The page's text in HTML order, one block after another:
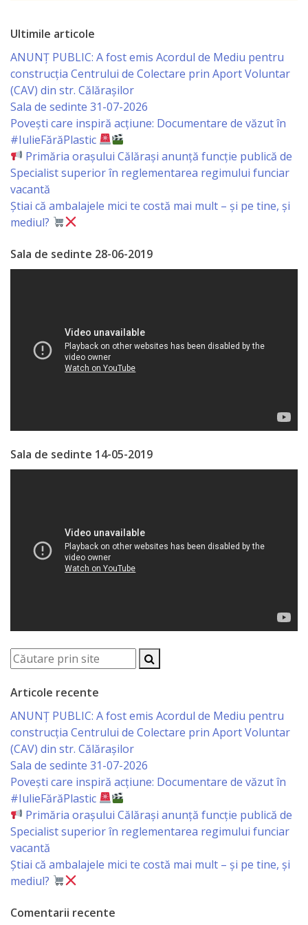
Lista
colaboratorilor
Primăriei
Călăraşi
Contabilitate
Serviciul
Arhitectură
Urbanism
de
Atragere
Serviciul
de
Impozitelor
şi
Serviciul
Juridic
Serviciul
în
Reglementarea
Regimului
Funciar
Serviciul
Relaţii
cu
Publicul
Ultimile articole
ANUNȚ PUBLIC: A fost emis Acordul de Mediu pentru
construcția Centrului de Colectare prin Aport Voluntar
(CAV) din str. Călărașilor
Sala de sedinte 31-07-2026
Povești care inspiră acțiune: Documentare de văzut în
#IulieFărăPlastic
Primăria orașului Călărași anunță funcție publică de
Specialist superior în reglementarea regimului funciar
vacantă
Știai că ambalajele mici te costă mai mult – și pe tine, și
mediul?
Sala de sedinte 28-06-2019
Sala de sedinte 14-05-2019
Articole recente
ANUNȚ PUBLIC: A fost emis Acordul de Mediu pentru
construcția Centrului de Colectare prin Aport Voluntar
(CAV) din str. Călărașilor
Sala de sedinte 31-07-2026
Povești care inspiră acțiune: Documentare de văzut în
#IulieFărăPlastic
Primăria orașului Călărași anunță funcție publică de
Specialist superior în reglementarea regimului funciar
vacantă
Știai că ambalajele mici te costă mai mult – și pe tine, și
mediul?
Comentarii recente